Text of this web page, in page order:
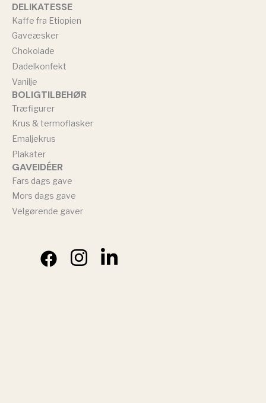
DELIKATESSE
Kaffe fra Etiopien
Gaveæsker
Chokolade
Dadelkonfekt
Vanilje
BOLIGTILBEHØR
Træfigurer
Krus & termoflasker
Emaljekrus
Plakater
GAVEIDÉER
Fars dags gave
Mors dags gave
Velgørende gaver